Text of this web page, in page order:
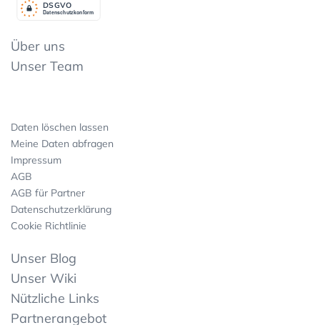
Datenschutzkonform
DSGVO
Über uns
Unser Team
Daten löschen lassen
Meine Daten abfragen
Impressum
AGB
AGB für Partner
Datenschutzerklärung
Cookie Richtlinie
Unser Blog
Unser Wiki
Nützliche Links
Partnerangebot